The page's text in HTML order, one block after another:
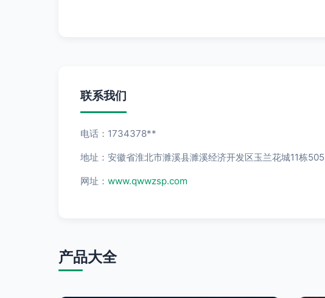
联系我们
电话：1734378**
地址：安徽省淮北市濉溪县濉溪经济开发区玉兰花城11栋505
网址： www.qwwzsp.com
产品大全